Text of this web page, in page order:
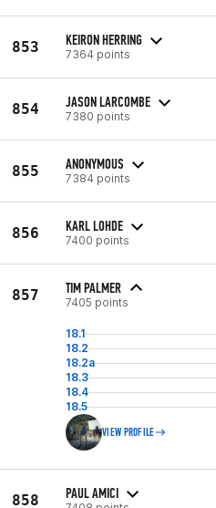
853 KEIRON HERRING
7364 points
854 JASON LARCOMBE
7380 points
855 ANONYMOUS
7384 points
856 KARL LOHDE
7400 points
857 TIM PALMER
7405 points
18.1
18.2
18.2a
18.3
18.4
18.5
VIEW PROFILE
858 PAUL AMICI